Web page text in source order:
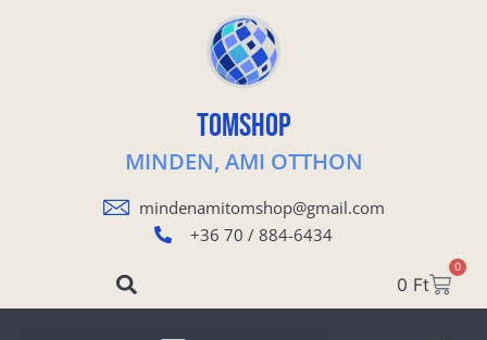
TOMSHOP
MINDEN, AMI OTTHON
mindenamitomshop@gmail.com
+36 70 / 884-6434
0 Ft
0